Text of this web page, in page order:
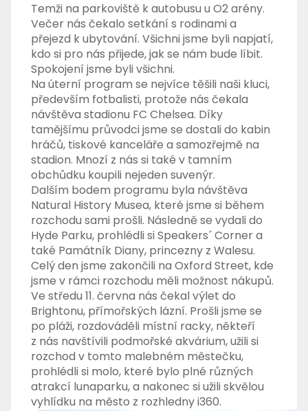
Temži na parkoviště k autobusu u O2 arény.
Večer nás čekalo setkání s rodinami a
přejezd k ubytování. Všichni jsme byli napjatí,
kdo si pro nás přijede, jak se nám bude líbit.
Spokojení jsme byli všichni.
Na úterní program se nejvíce těšili naši kluci,
především fotbalisti, protože nás čekala
návštěva stadionu FC Chelsea. Díky
tamějšímu průvodci jsme se dostali do kabin
hráčů, tiskové kanceláře a samozřejmě na
stadion. Mnozí z nás si také v tamním
obchůdku koupili nejeden suvenýr.
Dalším bodem programu byla návštěva
Natural History Musea, které jsme si během
rozchodu sami prošli. Následně se vydali do
Hyde Parku, prohlédli si Speakers´ Corner a
také Památník Diany, princezny z Walesu.
Celý den jsme zakončili na Oxford Street, kde
jsme v rámci rozchodu měli možnost nákupů.
Ve středu 11. června nás čekal výlet do
Brightonu, přímořských lázní. Prošli jsme se
po pláži, rozdováděli místní racky, někteří
z nás navštívili podmořské akvárium, užili si
rozchod v tomto malebném městečku,
prohlédli si molo, které bylo plné různých
atrakcí lunaparku, a nakonec si užili skvělou
vyhlídku na město z rozhledny i360.